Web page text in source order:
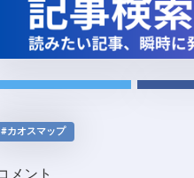
#カオスマップ